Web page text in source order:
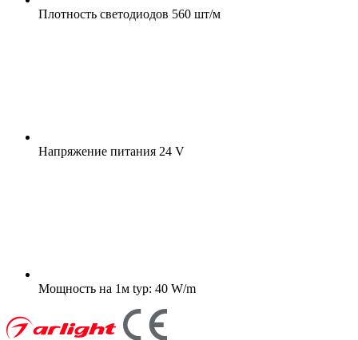
Плотность светодиодов 560 шт/м
Напряжение питания 24 V
Мощность на 1м typ: 40 W/m